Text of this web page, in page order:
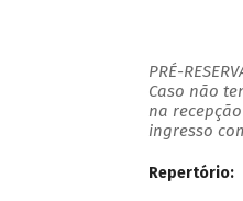
PRÉ-
Caso não
na
ingresso
Repertório: